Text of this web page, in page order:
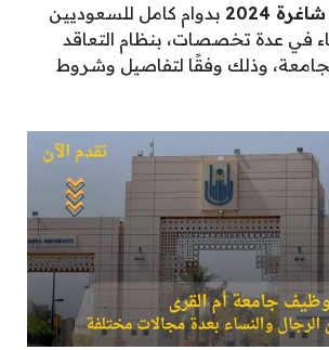
2024
بدوام كامل للسعوديين
في عدة تخصصات، بنظام التعاقد
وذلك وفقًا لتفاصيل وشروط